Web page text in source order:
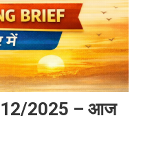
12/2025 – आज